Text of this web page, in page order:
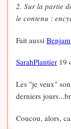
2. Sur la partie
le contenu :
Fait aussi
SarahPlantier 19
Les "je veux"
derniers
Coucou, alors,